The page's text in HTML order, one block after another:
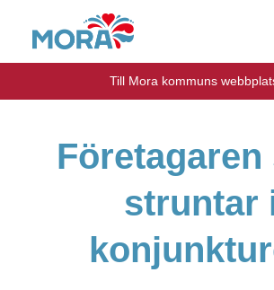
Till Mora kommuns
Företagaren
struntar